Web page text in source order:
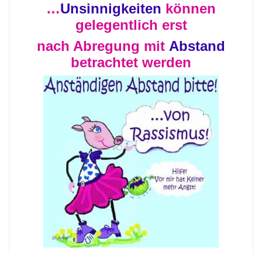
…Unsinnigkeiten können
gelegentlich erst
nach Abregung mit Abstand
betrachtet werden